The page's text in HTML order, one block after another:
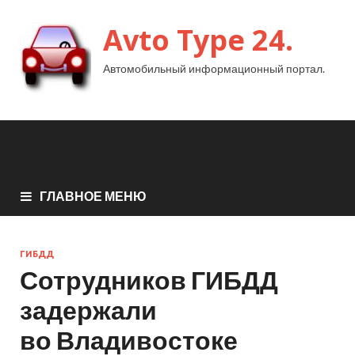
Avto Type 24.
Автомобильный информационный портал.
ГЛАВНОЕ МЕНЮ
ГИБДД
Сотрудников ГИБДД
задержали
во Владивостоке